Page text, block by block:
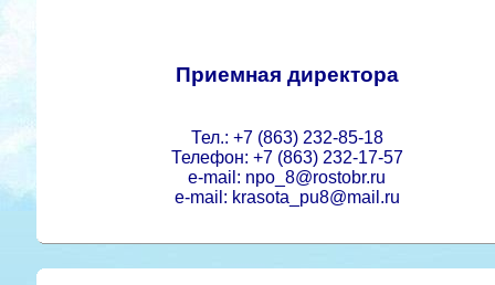
Приемная директора
Тел.: +7 (863) 232-85-18
Телефон: +7 (863) 232-17-57
e-mail: npo_8@rostobr.ru
e-mail: krasota_pu8@mail.ru